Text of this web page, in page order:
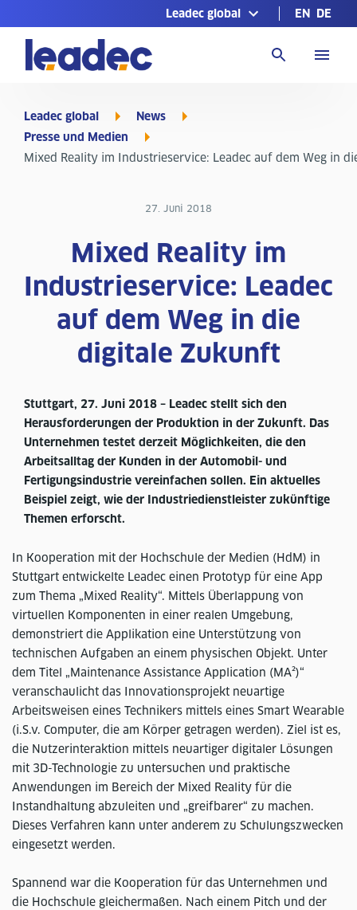
Leadec global EN DE
Zur
Homepage
Leadec global
News
Presse und Medien
Mixed Reality im Industrieservice: Leadec auf dem Weg in
27. Juni 2018
Mixed Reality im
Industrieservice: Leadec
auf dem Weg in die
digitale Zukunft
Stuttgart, 27. Juni 2018 – Leadec stellt sich den
Herausforderungen der Produktion in der Zukunft. Das
Unternehmen testet derzeit Möglichkeiten, die den
Arbeitsalltag der Kunden in der Automobil- und
Fertigungsindustrie vereinfachen sollen. Ein aktuelles
Beispiel zeigt, wie der Industriedienstleister zukünftige
Themen erforscht.
In Kooperation mit der Hochschule der Medien (HdM) in
Stuttgart entwickelte Leadec einen Prototyp für eine App
zum Thema „Mixed Reality“. Mittels Überlappung von
virtuellen Komponenten in einer realen Umgebung,
demonstriert die Applikation eine Unterstützung von
technischen Aufgaben an einem physischen Objekt. Unter
dem Titel „Maintenance Assistance Application (MA²)“
veranschaulicht das Innovationsprojekt neuartige
Arbeitsweisen eines Technikers mittels eines Smart Wearable
(i.S.v. Computer, die am Körper getragen werden). Ziel ist es,
die Nutzerinteraktion mittels neuartiger digitaler Lösungen
mit 3D-Technologie zu untersuchen und praktische
Anwendungen im Bereich der Mixed Reality für die
Instandhaltung abzuleiten und „greifbarer“ zu machen.
Dieses Verfahren kann unter anderem zu Schulungszwecken
eingesetzt werden.
Spannend war die Kooperation für das Unternehmen und
die Hochschule gleichermaßen. Nach einem Pitch und der